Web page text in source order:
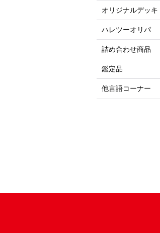
オリジナルデッキ
ハレツーオリパ
詰め合わせ商品
鑑定品
他言語コーナー